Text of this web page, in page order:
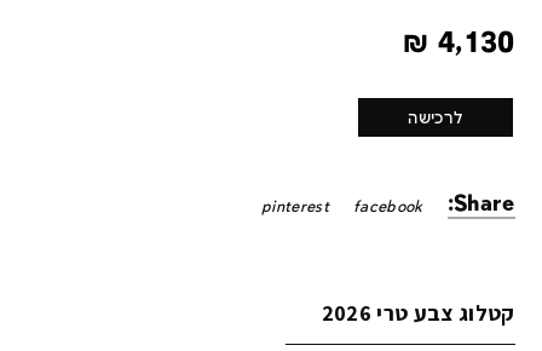
4,130
₪
לרכישה
Share:
facebook
pinterest
קטלוג צבע טרי 2026